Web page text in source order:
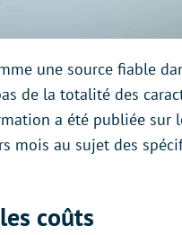
une source fiable
de la totalité des
a été publiée
mois au sujet des
coûts